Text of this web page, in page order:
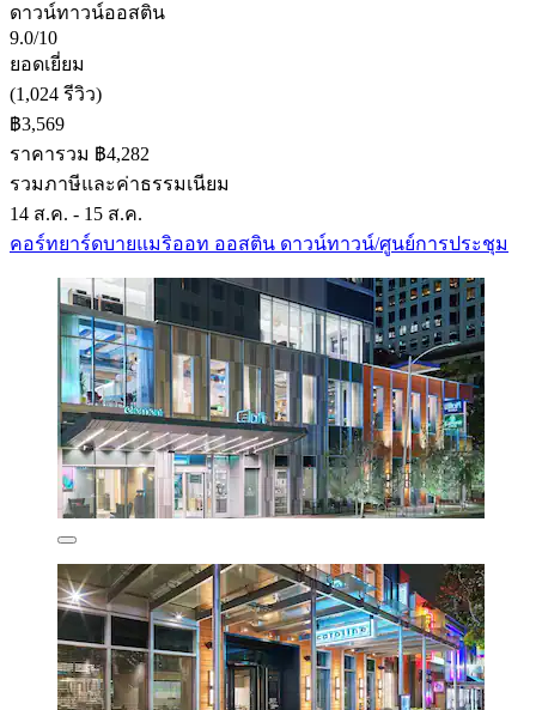
ดาวน์ทาวน์ออสติน
9.0/10
ยอดเยี่ยม
(1,024 รีวิว)
฿3,569
ราคารวม ฿4,282
รวมภาษีและค่าธรรมเนียม
14 ส.ค. - 15 ส.ค.
คอร์ทยาร์ดบายแมริออท ออสติน ดาวน์ทาวน์/ศูนย์การประชุม